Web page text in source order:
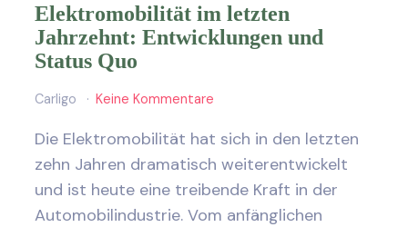
Elektromobilität im letzten
Jahrzehnt: Entwicklungen und
Status Quo
Carligo Keine Kommentare
Die Elektromobilität hat sich in den letzten
zehn Jahren dramatisch weiterentwickelt
und ist heute eine treibende Kraft in der
Automobilindustrie. Vom anfänglichen